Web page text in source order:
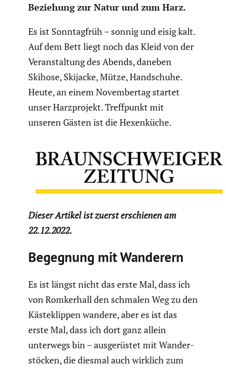
Beziehung zur Natur und zum Harz.
Es ist Sonntag­früh – sonnig und eisig kalt.
Auf dem Bett liegt noch das Kleid von der
Veran­stal­tung des Abends, daneben
Skihose, Skijacke, Mütze, Handschuhe.
Heute, an einem Novem­bertag startet
unser Harzpro­jekt. Treff­punkt mit
unseren Gästen ist die Hexen­küche.
Dieser Artikel ist zuerst erschienen am
22.12.2022.
Begegnung mit Wanderern
Es ist längst nicht das erste Mal, dass ich
von Romker­hall den schmalen Weg zu den
Käste­klippen wandere, aber es ist das
erste Mal, dass ich dort ganz allein
unterwegs bin – ausge­rüstet mit Wander­
stö­cken, die diesmal auch wirklich zum